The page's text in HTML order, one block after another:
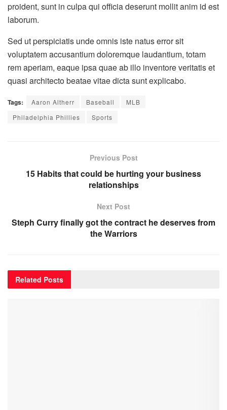
proident, sunt in culpa qui officia deserunt mollit anim id est
laborum.
Sed ut perspiciatis unde omnis iste natus error sit
voluptatem accusantium doloremque laudantium, totam
rem aperiam, eaque ipsa quae ab illo inventore veritatis et
quasi architecto beatae vitae dicta sunt explicabo.
Tags: Aaron Altherr Baseball
MLB
Philadelphia Phillies
Sports
Previous Post
15 Habits that could be hurting your business
relationships
Next Post
Steph Curry finally got the contract he deserves from
the Warriors
Related Posts